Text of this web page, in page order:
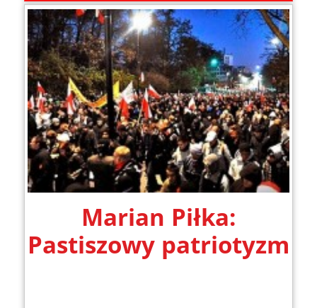
Marian Piłka:
Pastiszowy patriotyzm